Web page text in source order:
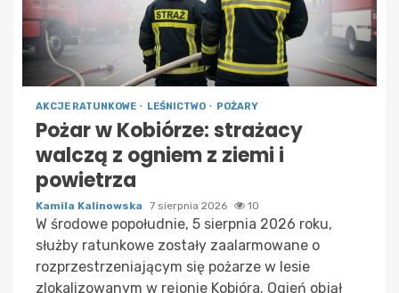
AKCJE RATUNKOWE LEŚNICTWO POŻARY
Pożar w Kobiórze: strażacy
walczą z ogniem z ziemi i
powietrza
Kamila Kalinowska 7 sierpnia 2026 10
W środowe popołudnie, 5 sierpnia 2026 roku,
służby ratunkowe zostały zaalarmowane o
rozprzestrzeniającym się pożarze w lesie
zlokalizowanym w rejonie Kobióra. Ogień objął